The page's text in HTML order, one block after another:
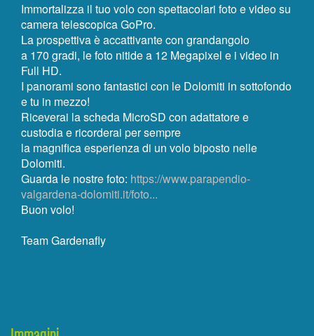
NEWS
FOTO & VIDEO
FAQ
PRENOTA ORA
BUONO REGALO
EN DE
Immortalizza il tuo volo con spettacolari foto e video su
camera telescopica GoPro.
La prospettiva è accattivante con grandangolo
a 170 gradi, le foto nitide a 12 Megapixel e i video in
Full HD.
I panorami sono fantastici con le Dolomiti in sottofondo
e tu in mezzo!
Riceverai la scheda MicroSD con adattatore e
custodia e ricorderai per sempre
la magnifica esperienza di un volo biposto nelle
Dolomiti.
Guarda le nostre foto: https://www.parapendio-
valgardena-dolomiti.it/foto...
Buon volo!
Team Gardenafly